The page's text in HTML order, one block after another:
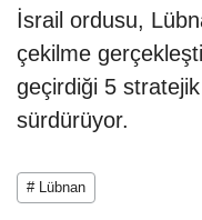
İsrail ordusu,
çekilme
geçirdiği 5
sürdürüyor.
# Lübnan